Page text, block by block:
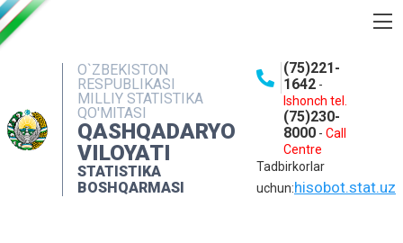
O`ZBEKISTON
RESPUBLIKASI
MILLIY STATISTIKA
QO'MITASI
QASHQADARYO
VILOYATI
STATISTIKA
BOSHQARMASI
(75)221-
1642 -
Ishonch tel.
(75)230-
8000 - Call
Centre
Tadbirkorlar
uchun:hisobot.stat.uz
OCHIQ MA'LUMOTLAR
NASHRLAR
INTERAKTIV XIZMATLAR
MATBUOT XIZMATI